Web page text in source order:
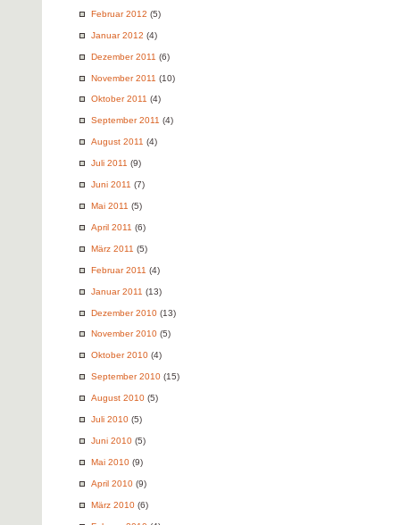
Februar 2012 (5)
Januar 2012 (4)
Dezember 2011 (6)
November 2011 (10)
Oktober 2011 (4)
September 2011 (4)
August 2011 (4)
Juli 2011 (9)
Juni 2011 (7)
Mai 2011 (5)
April 2011 (6)
März 2011 (5)
Februar 2011 (4)
Januar 2011 (13)
Dezember 2010 (13)
November 2010 (5)
Oktober 2010 (4)
September 2010 (15)
August 2010 (5)
Juli 2010 (5)
Juni 2010 (5)
Mai 2010 (9)
April 2010 (9)
März 2010 (6)